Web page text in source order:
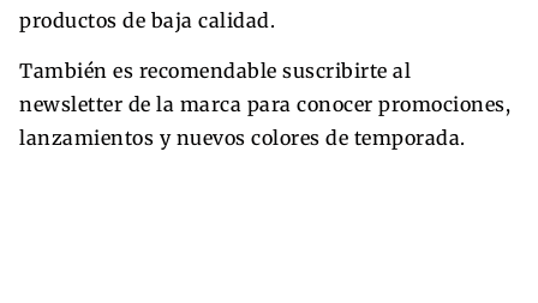
productos de baja calidad.
También es recomendable suscribirte al
newsletter de la marca para conocer promociones,
lanzamientos y nuevos colores de temporada.